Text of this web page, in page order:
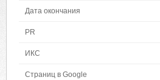
Дата окончания
PR
ИКС
Страниц в Google